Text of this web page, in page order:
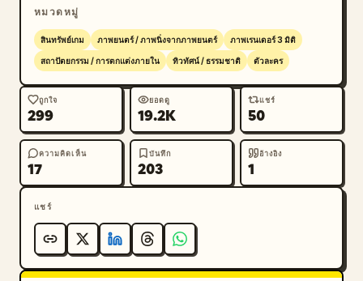
หมวดหมู่
สินทรัพย์เกม ภาพยนตร์ / ภาพนิ่งจากภาพยนตร์ ภาพเรนเดอร์ 3 มิติ
สถาปัตยกรรม / การตกแต่งภายใน ทิวทัศน์ / ธรรมชาติ ตัวละคร
ถูกใจ
299
ยอดดู
19.2K
แชร์
50
ความคิดเห็น
17
บันทึก
203
อ้างอิง
1
แชร์